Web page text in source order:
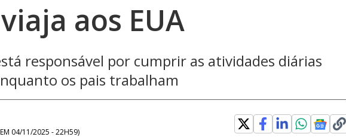
aos EUA
responsável por cumprir as atividades diárias
os pais trabalham
04/11/2025 - 22H59)